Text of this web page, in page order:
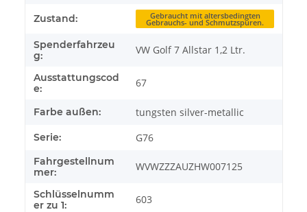
Zustand: Gebraucht mit altersbedingten
Gebrauchs- und Schmutzspuren.
Spenderfahrzeu
g:
VW Golf 7 Allstar 1,2 Ltr.
Ausstattungscod
e:
67
Farbe außen: tungsten silver-metallic
Serie: G76
Fahrgestellnum
mer:
WVWZZZAUZHW007125
Schlüsselnumm
er zu 1:
603